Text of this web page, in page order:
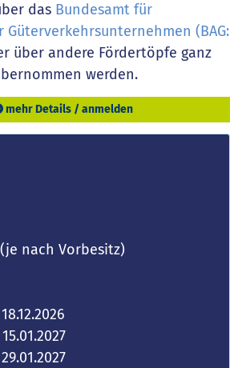
das Bundesamt für
Güterverkehrsunternehmen (BAG:
über andere Fördertöpfe ganz
werden.
mehr Details / anmelden
nach Vorbesitz)